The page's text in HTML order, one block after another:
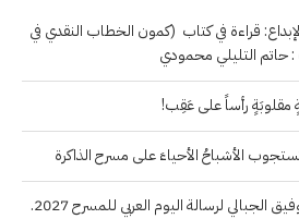
قراءة في كتاب (كمون الخطاب النقدي في
: حاتم التليلي محمودي
رأساً على عَقِب!
الأشباحُ الأحياءَ على مسرح الذاكرة
الجبالي لرسالة اليوم العربي للمسرح 2027.